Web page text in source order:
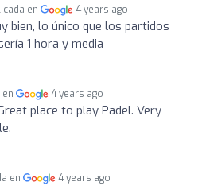
en 4 years ago
bien, lo único que los partidos
1 hora y media
en 4 years ago
place to play Padel. Very
en 4 years ago